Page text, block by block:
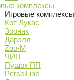
комплексы
Игровые комплексы
Кот Лукас
Зооник
Дарэлл
Zoo-M
ЧИП
Пушок ПП
PerseiLine